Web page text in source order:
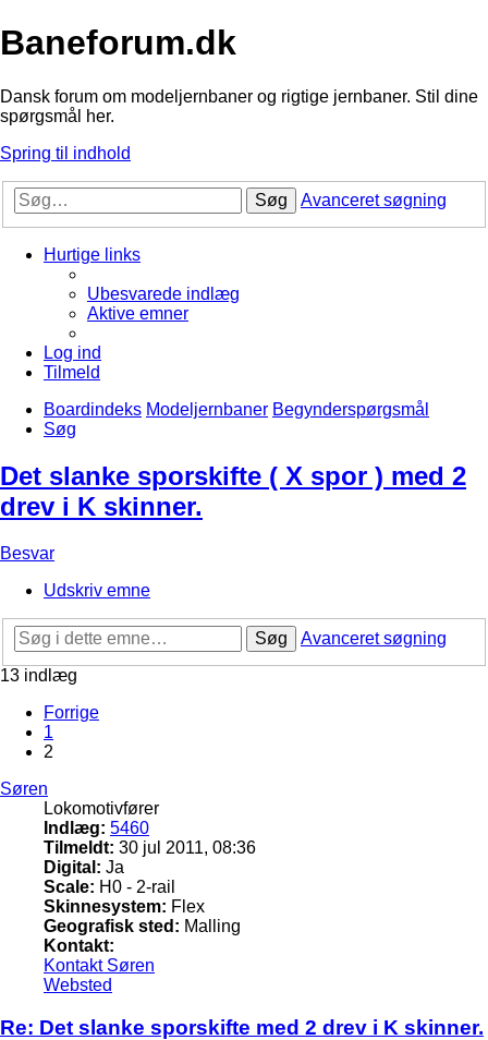
Baneforum.dk
Dansk forum om modeljernbaner og rigtige jernbaner. Stil dine
spørgsmål her.
Spring til indhold
Søg Avanceret søgning
Hurtige links
Ubesvarede indlæg
Aktive emner
Log ind
Tilmeld
Boardindeks Modeljernbaner Begynderspørgsmål
Søg
Det slanke sporskifte ( X spor ) med 2
drev i K skinner.
Besvar
Udskriv emne
Søg
Avanceret søgning
13 indlæg
Forrige
1
2
Søren
Lokomotivfører
Indlæg: 5460
Tilmeldt: 30 jul 2011, 08:36
Digital: Ja
Scale: H0 - 2-rail
Skinnesystem: Flex
Geografisk sted: Malling
Kontakt:
Kontakt Søren
Websted
Re: Det slanke sporskifte med 2 drev i K skinner.